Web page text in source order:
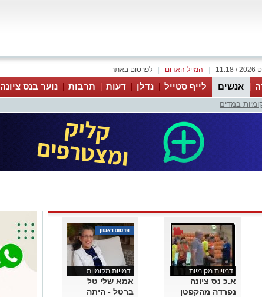
לפרסום באתר המייל האדום
אנשים לייף סטייל נדלן דעות תרבות נוער בנס ציונה
במדים
דמויות מקומיות
א.כ נס ציונה
נפרדה מהקפטן
דמויות מקומיות
אמא שלי טל
ברטל - היתה